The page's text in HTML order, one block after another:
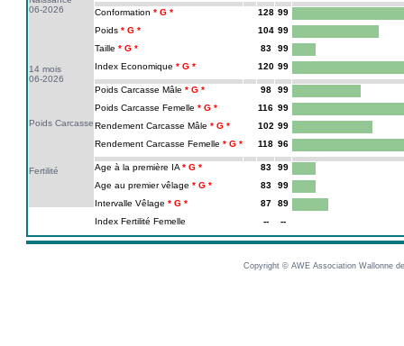
06-2026
14 mois
06-2026
Poids Carcasse
Fertilité
Conformation 128 99
Poids
104 99
Taille
83
99
Index Economique
120 99
Poids Carcasse Mâle 98
99
Poids Carcasse Femelle
116 99
Rendement Carcasse Mâle
102 99
Rendement Carcasse Femelle
118 96
Age à la première IA 83
99
Age au premier vêlage
83
99
Intervalle Vêlage
87
89
Index Fertilité Femelle
-- --
Copyright © AWE Association Wallonne